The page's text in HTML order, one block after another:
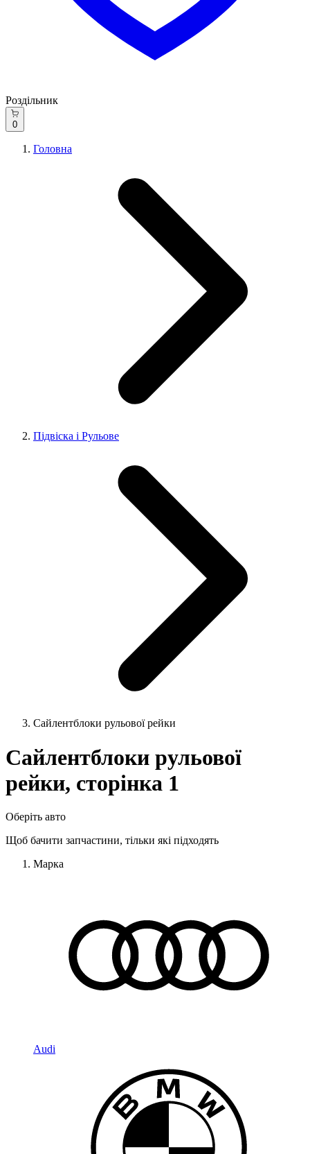
Роздільник
0
Головна
Підвіска і Рульове
Сайлентблоки рульової рейки
Сайлентблоки рульової
рейки, сторінка 1
Оберіть авто
Щоб бачити запчастини, тільки які підходять
Марка
Audi